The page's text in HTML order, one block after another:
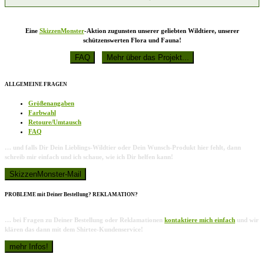
Eine SkizzenMonster-Aktion zugunsten unserer geliebten Wildtiere, unserer
schützenswerten Flora und Fauna!
ALLGEMEINE FRAGEN
Größenangaben
Farbwahl
Retoure/Umtausch
FAQ
… und falls Dir Dein Lieblings-Wildtier oder Dein Wunsch-Produkt hier fehlt, dann
schreib mir einfach und ich schaue, wie ich Dir helfen kann!
PROBLEME mit Deiner Bestellung? REKLAMATION?
… bei Fragen zu Deiner Bestellung oder Reklamationen kontaktiere mich einfach und wir
klären das dann mit dem Shirtee-Kundenservice!